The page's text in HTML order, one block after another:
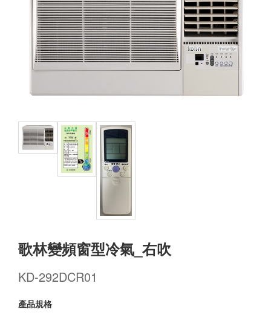
歌林變頻窗型冷氣_右吹
KD-292DCR01
產品規格